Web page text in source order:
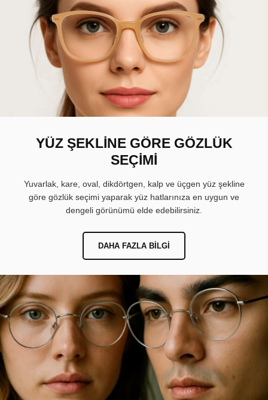
YÜZ ŞEKLİNE GÖRE GÖZLÜK
SEÇİMİ
Yuvarlak, kare, oval, dikdörtgen, kalp ve üçgen yüz şekline
göre gözlük seçimi yaparak yüz hatlarınıza en uygun ve
dengeli görünümü elde edebilirsiniz.
DAHA FAZLA BILGI